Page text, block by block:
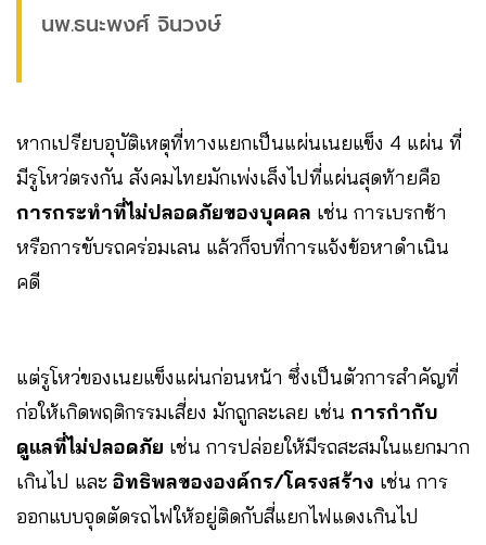
นพ.ธนะพงศ์ จินวงษ์
หากเปรียบอุบัติเหตุที่ทางแยกเป็นแผ่นเนยแข็ง 4 แผ่น ที่
มีรูโหว่ตรงกัน สังคมไทยมักเพ่งเล็งไปที่แผ่นสุดท้ายคือ
การกระทำที่ไม่ปลอดภัยของบุคคล เช่น การเบรกช้า
หรือการขับรถคร่อมเลน แล้วก็จบที่การแจ้งข้อหาดำเนิน
คดี
แต่รูโหว่ของเนยแข็งแผ่นก่อนหน้า ซึ่งเป็นตัวการสำคัญที่
ก่อให้เกิดพฤติกรรมเสี่ยง มักถูกละเลย เช่น การกำกับ
ดูแลที่ไม่ปลอดภัย เช่น การปล่อยให้มีรถสะสมในแยกมาก
เกินไป และ อิทธิพลขององค์กร/โครงสร้าง เช่น การ
ออกแบบจุดตัดรถไฟให้อยู่ติดกับสี่แยกไฟแดงเกินไป